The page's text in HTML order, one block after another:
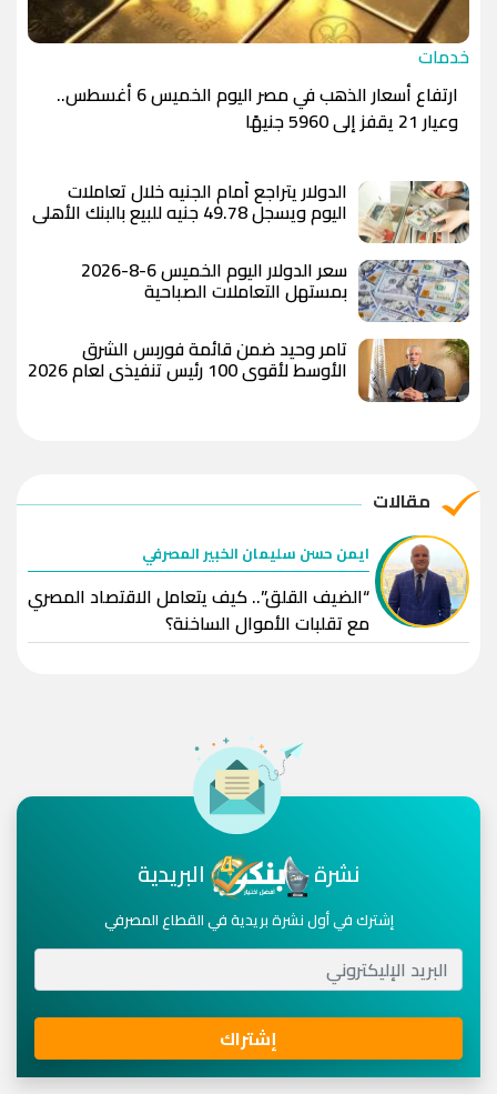
خدمات
ارتفاع أسعار الذهب في مصر اليوم الخميس 6 أغسطس..
وعيار 21 يقفز إلى 5960 جنيهًا
الدولار يتراجع أمام الجنيه خلال تعاملات
اليوم ويسجل 49.78 جنيه للبيع بالبنك الأهلي
المصري
سعر الدولار اليوم الخميس 6-8-2026
بمستهل التعاملات الصباحية
تامر وحيد ضمن قائمة فوربس الشرق
الأوسط لأقوى 100 رئيس تنفيذي لعام 2026
مقالات
ايمن حسن سليمان الخبير المصرفي
“الضيف القلق”.. كيف يتعامل الاقتصاد المصري
مع تقلبات الأموال الساخنة؟
نشرة البريدية
إشترك في أول نشرة بريدية في القطاع المصرفي